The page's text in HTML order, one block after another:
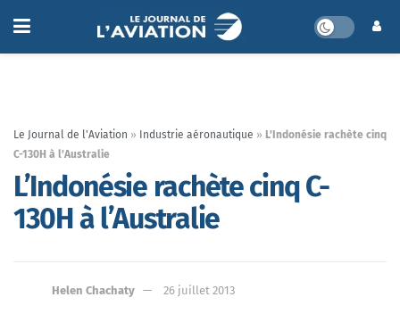
Le Journal de l'Aviation » Industrie aéronautique » L’Indonésie rachète cinq
C-130H à l’Australie
L’Indonésie rachète cinq C-
130H à l’Australie
Helen Chachaty 26 juillet 2013